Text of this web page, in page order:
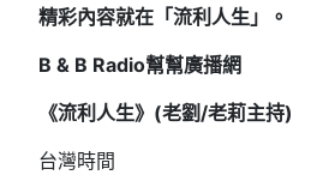
精彩內容就在「流利人生」。
B & B Radio幫幫廣播網
《流利人生》(老劉/老莉主持)
台灣時間